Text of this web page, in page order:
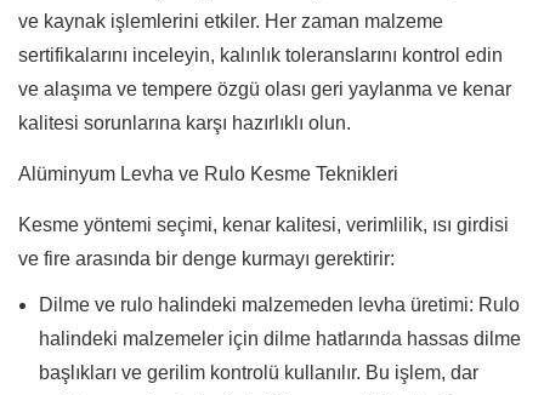
ve kaynak işlemlerini etkiler. Her zaman malzeme
sertifikalarını inceleyin, kalınlık toleranslarını kontrol edin
ve alaşıma ve tempere özgü olası geri yaylanma ve kenar
kalitesi sorunlarına karşı hazırlıklı olun.
Alüminyum Levha ve Rulo Kesme Teknikleri
Kesme yöntemi seçimi, kenar kalitesi, verimlilik, ısı girdisi
ve fire arasında bir denge kurmayı gerektirir:
Dilme ve rulo halindeki malzemeden levha üretimi: Rulo
halindeki malzemeler için dilme hatlarında hassas dilme
başlıkları ve gerilim kontrolü kullanılır. Bu işlem, dar